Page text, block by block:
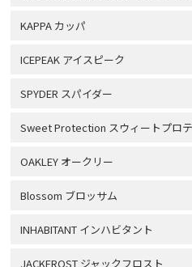
KAPPA カッパ
ICEPEAK アイスピーク
SPYDER スパイダー
Sweet Protection スウィートプロ
OAKLEY オークリー
Blossom ブロッサム
INHABITANT インハビタント
JACKFROST ジャックフロスト